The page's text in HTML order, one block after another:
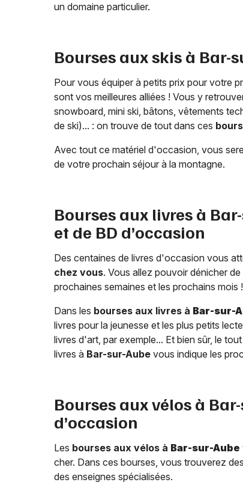
un domaine particulier.
Bourses aux skis à Bar-
Pour vous équiper à petits prix pour votre
sont vos meilleures alliées ! Vous y
snowboard, mini ski, bâtons, vêtements
de ski)... : on trouve de tout dans ces
Avec tout ce matériel d'occasion, vous
de votre prochain séjour à la montagne.
Bourses aux livres à
et de BD d’occasion
Des centaines de livres d'occasion vous
chez vous. Vous allez pouvoir dénicher
prochaines semaines et les prochains mois !
Dans les bourses aux livres à Bar-sur-
livres pour la jeunesse et les plus petits
livres d'art, par exemple... Et bien sûr, le
livres à Bar-sur-Aube vous indique les
Bourses aux vélos à
d’occasion
Les bourses aux vélos à Bar-sur-Aube
cher. Dans ces bourses, vous trouverez
des enseignes spécialisées.